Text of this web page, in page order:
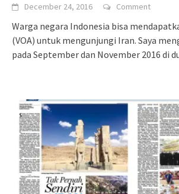
December 24, 2016 Comment
Warga negara Indonesia bisa
(VOA) untuk mengunjungi Iran. Saya
pada September dan November 2016 di